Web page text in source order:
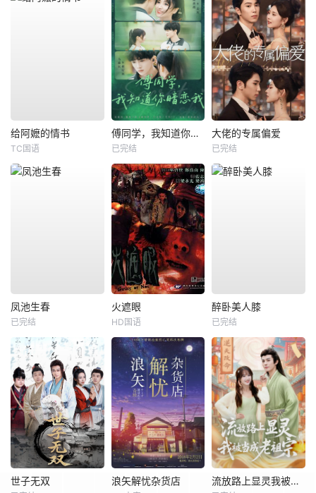
给阿嬷的情书
TC国语
傅同学，我知道你暗恋我
已完结
大佬的专属偏爱
已完结
凤池生春
已完结
火遮眼
HD国语
醉卧美人膝
已完结
世子无双 浪矢解忧杂货店 流放路上显灵我被当成老祖宗